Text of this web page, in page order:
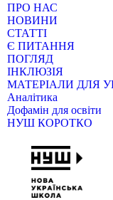
ПРО НАС
НОВИНИ
СТАТТІ
Є ПИТАННЯ
ПОГЛЯД
ІНКЛЮЗІЯ
МАТЕРІАЛИ ДЛЯ
Аналітика
Дофамін для освіти
НУШ КОРОТКО